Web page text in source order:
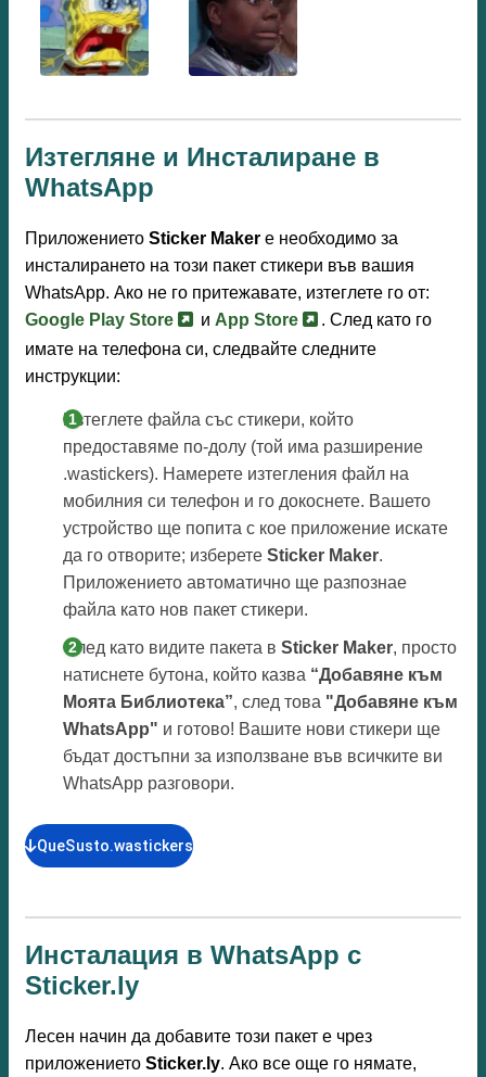
Изтегляне и Инсталиране в
WhatsApp
Приложението Sticker Maker е необходимо за
инсталирането на този пакет стикери във вашия
WhatsApp. Ако не го притежавате, изтеглете го от:
Google Play Store
и App Store
. След като го
имате на телефона си, следвайте следните
инструкции:
Изтеглете файла със стикери, който
предоставяме по-долу (той има разширение
.wastickers). Намерете изтегления файл на
мобилния си телефон и го докоснете. Вашето
устройство ще попита с кое приложение искате
да го отворите; изберете Sticker Maker.
Приложението автоматично ще разпознае
файла като нов пакет стикери.
След като видите пакета в Sticker Maker, просто
натиснете бутона, който казва “Добавяне към
Моята Библиотека”, след това "Добавяне към
WhatsApp" и готово! Вашите нови стикери ще
бъдат достъпни за използване във всичките ви
WhatsApp разговори.
QueSusto.wastickers
Инсталация в WhatsApp с
Sticker.ly
Лесен начин да добавите този пакет е чрез
приложението Sticker.ly. Ако все още го нямате,